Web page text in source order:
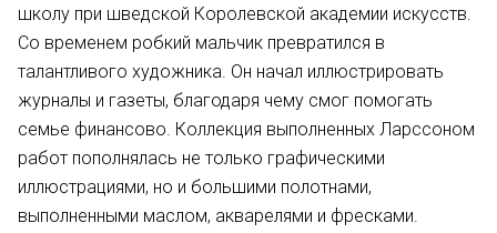
школу при шведской Королевской академии искусств.
Со временем робкий мальчик превратился в
талантливого художника. Он начал иллюстрировать
журналы и газеты, благодаря чему смог помогать
семье финансово. Коллекция выполненных Ларссоном
работ пополнялась не только графическими
иллюстрациями, но и большими полотнами,
выполненными маслом, акварелями и фресками.